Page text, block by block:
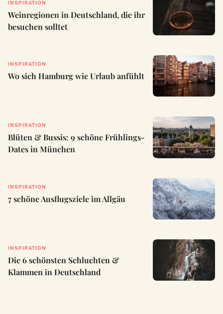
INSPIRATION
Weinregionen in Deutschland, die ihr
besuchen solltet
INSPIRATION
Wo sich Hamburg wie Urlaub anfühlt
INSPIRATION
Blüten & Bussis: 9 schöne Frühlings-
Dates in München
INSPIRATION
7 schöne Ausflugsziele im Allgäu
INSPIRATION
Die 6 schönsten Schluchten &
Klammen in Deutschland